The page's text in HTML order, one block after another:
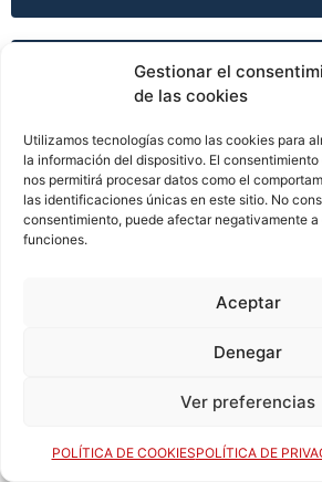
Gestionar el
de las cookies
Utilizamos tecnologías como las cookies para
la información del dispositivo. El
nos permitirá procesar datos como el
las identificaciones únicas en este sitio. No
consentimiento, puede afectar negativamente
funciones.
Aceptar
Denegar
Ver preferencias
POLÍTICA DE COOKIESPOLÍTICA DE
TEMPORADA 2014-15
TEMPORADA 2014-15
TEMPORADA 2015-16